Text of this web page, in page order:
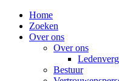
Home
Zoeken
Over ons
Over ons
Bestuur